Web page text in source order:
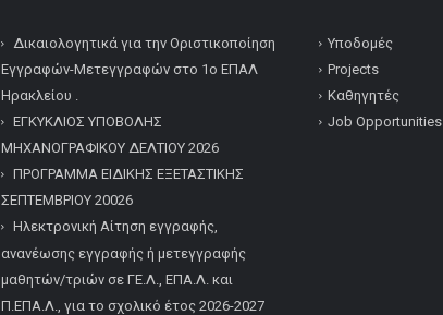
Δικαιολογητικά για την Οριστικοποίηση
Εγγραφών-Μετεγγραφών στο 1ο ΕΠΑΛ
Ηρακλείου .
ΕΓΚΥΚΛΙΟΣ ΥΠΟΒΟΛΗΣ
ΜΗΧΑΝΟΓΡΑΦΙΚΟΥ ΔΕΛΤΙΟΥ 2026
ΠΡΟΓΡΑΜΜΑ ΕΙΔΙΚΗΣ ΕΞΕΤΑΣΤΙΚΗΣ
ΣΕΠΤΕΜΒΡΙΟΥ 20026
Ηλεκτρονική Αίτηση εγγραφής,
ανανέωσης εγγραφής ή μετεγγραφής
μαθητών/τριών σε ΓΕ.Λ., ΕΠΑ.Λ. και
Π.ΕΠΑ.Λ., για το σχολικό έτος 2026-2027
Υποδομές
Projects
Καθηγητές
Job Opportunities